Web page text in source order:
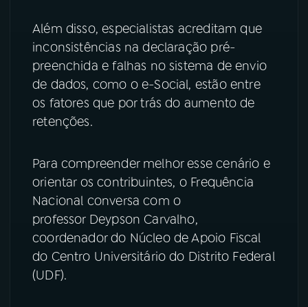
Instagram X
TikTok
Além disso, especialistas acreditam que
inconsistências na declaração pré-
preenchida e falhas no sistema de envio
de dados, como o e-Social, estão entre
os fatores que por trás do aumento de
retenções.
Para compreender melhor esse cenário e
orientar os contribuintes, o Frequência
Nacional conversa com o
professor Deypson Carvalho,
coordenador do Núcleo de Apoio Fiscal
do Centro Universitário do Distrito Federal
(UDF).